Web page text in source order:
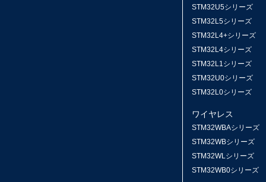
STM32U5シリーズ
STM32L5シリーズ
STM32L4+シリーズ
STM32L4シリーズ
STM32L1シリーズ
STM32U0シリーズ
STM32L0シリーズ
ワイヤレス
STM32WBAシリーズ
STM32WBシリーズ
STM32WLシリーズ
STM32WB0シリーズ